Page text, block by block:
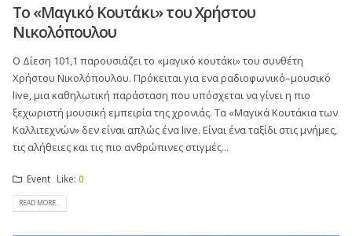
To «Mαγικό Kουτάκι» του Χρήστου
Νικολόπουλου
Ο Δίεση 101,1 παρουσιάζει το «μαγικό κουτάκι» του συνθέτη
Χρήστου Νικολόπουλου. Πρόκειται για ενα ραδιοφωνικό–μουσικό
live, μια καθηλωτική παράσταση που υπόσχεται να γίνει η πιο
ξεχωριστή μουσική εμπειρία της χρονιάς. Τα «Μαγικά Κουτάκια των
Καλλιτεχνών» δεν είναι απλώς ένα live. Είναι ένα ταξίδι στις μνήμες,
τις αλήθειες και τις πιο ανθρώπινες στιγμές...
Event Like: 0
READ MORE...